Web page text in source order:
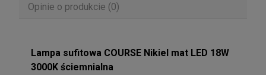
Opinie o produkcie (0)
Lampa sufitowa COURSE Nikiel mat LED 18W
3000K ściemnialna